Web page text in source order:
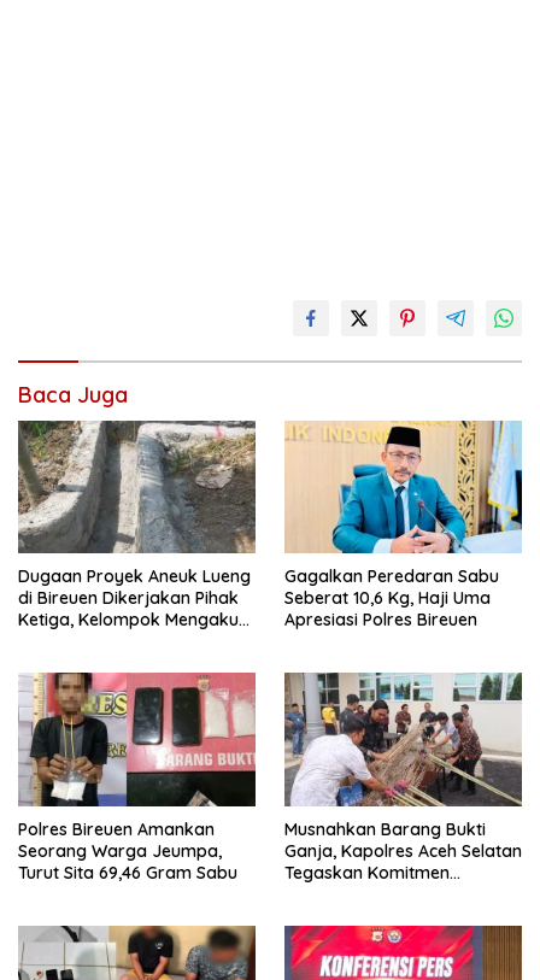
Baca Juga
Dugaan Proyek Aneuk Lueng
di Bireuen Dikerjakan Pihak
Ketiga, Kelompok Mengaku
Gagalkan Peredaran Sabu
Seberat 10,6 Kg, Haji Uma
Apresiasi Polres Bireuen
Polres Bireuen Amankan
Seorang Warga Jeumpa,
Turut Sita 69,46 Gram Sabu
Musnahkan Barang Bukti
Ganja, Kapolres Aceh Selatan
Tegaskan Komitmen